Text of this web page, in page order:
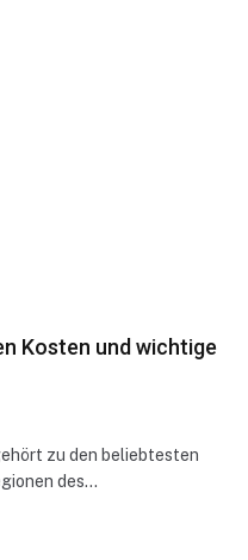
Kosten und wichtige
zu den beliebtesten
des…